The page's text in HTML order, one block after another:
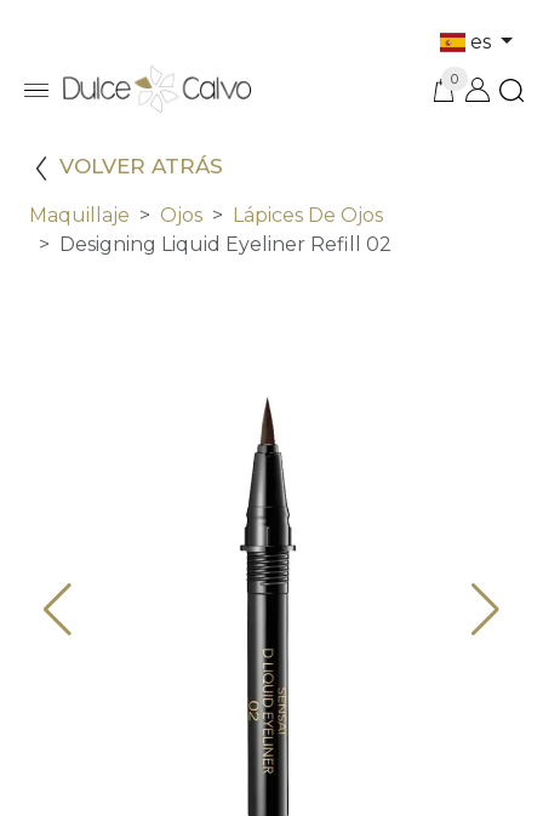
es
0
VOLVER ATRÁS
Maquillaje Ojos
Lápices De Ojos
Designing Liquid Eyeliner Refill 02